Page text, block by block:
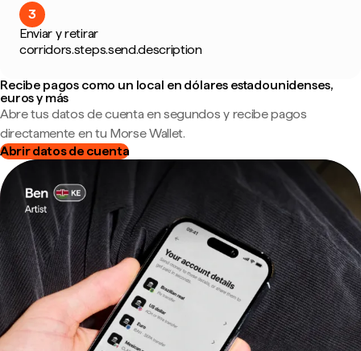
3
Enviar y retirar
corridors.steps.send.description
Recibe pagos como un local en dólares estadounidenses,
euros y más
Abre tus datos de cuenta en segundos y recibe pagos
directamente en tu Morse Wallet.
Abrir datos de cuenta